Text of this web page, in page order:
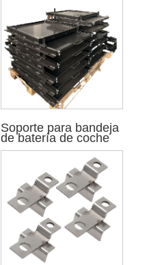
Soporte para bandeja
de batería de coche